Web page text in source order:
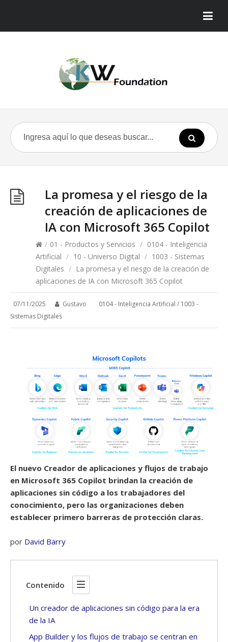
La promesa y el riesgo de la
creación de aplicaciones de
IA con Microsoft 365 Copilot
/ 01 - Productos y Servicios / 0104 - Inteligencia
Artificial / 10 - Universo Digital / 1003 - Sistemas
Digitales / La promesa y el riesgo de la creación de
aplicaciones de IA con Microsoft 365 Copilot
07/11/2025 Gustavo 0104 - Inteligencia Artificial / 1003 -
Sistemas Digitales
El nuevo Creador de aplicaciones y flujos de trabajo
en Microsoft 365 Copilot brindan la creación de
aplicaciones sin código a los trabajadores del
conocimiento, pero las organizaciones deben
establecer primero barreras de protección claras.
por David Barry
Contenido
Un creador de aplicaciones sin código para la era
de la IA
App Builder y los flujos de trabajo se centran en